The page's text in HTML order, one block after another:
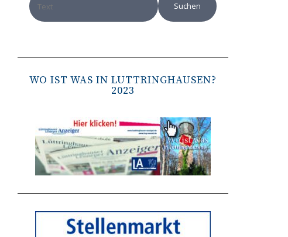
WO IST WAS IN LÜTTRINGHAUSEN?
2023